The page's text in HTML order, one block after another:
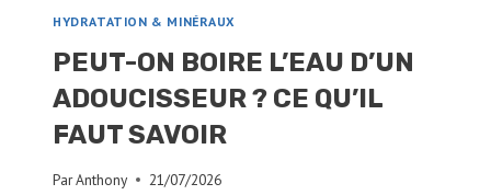
HYDRATATION & MINÉRAUX
PEUT-ON BOIRE L’EAU D’UN
ADOUCISSEUR ? CE QU’IL
FAUT SAVOIR
ParAnthony 21/07/2026